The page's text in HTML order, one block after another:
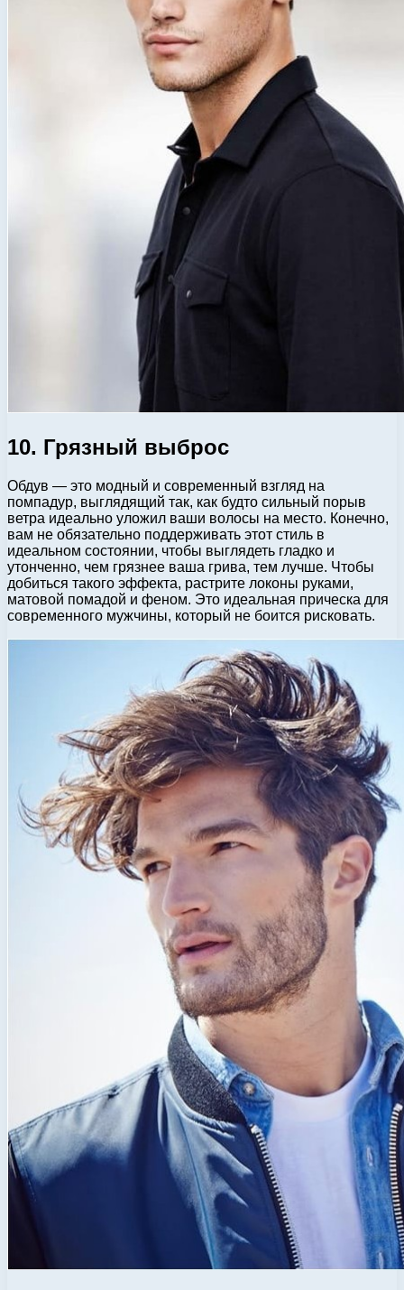
10. Грязный выброс
Обдув — это модный и современный взгляд на
помпадур, выглядящий так, как будто сильный порыв
ветра идеально уложил ваши волосы на место. Конечно,
вам не обязательно поддерживать этот стиль в
идеальном состоянии, чтобы выглядеть гладко и
утонченно, чем грязнее ваша грива, тем лучше. Чтобы
добиться такого эффекта, растрите локоны руками,
матовой помадой и феном. Это идеальная прическа для
современного мужчины, который не боится рисковать.